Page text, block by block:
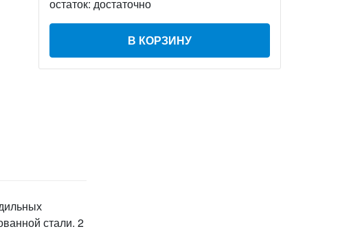
остаток: достаточно
В КОРЗИНУ
стали. 2